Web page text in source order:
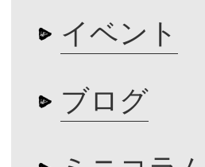
イベント
ブログ